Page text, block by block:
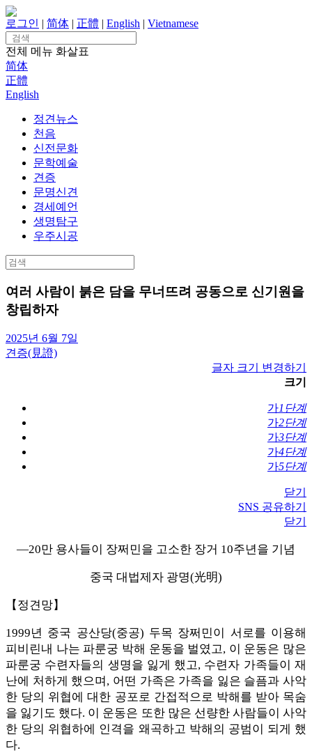
Skip
to
content
로그인 | 简体 | 正體 | English | Vietnamese
Search
for:
전체 메뉴 화살표
简体
正體
English
정견뉴스
천음
신전문화
문학예술
견증
문명신견
경세예언
생명탐구
우주시공
Search
for:
여러 사람이 붉은 담을 무너뜨려 공동으로 신기원을
창립하자
2025년 6월 7일
견증(見證)
글자 크기 변경하기
크기
가1단계
가2단계
가3단계
가4단계
가5단계
닫기
SNS 공유하기
닫기
—20만 용사들이 장쩌민을 고소한 장거 10주년을 기념
중국 대법제자 광명(光明)
【정견망】
1999년 중국 공산당(중공) 두목 장쩌민이 서로를 이용해
피비린내 나는 파룬궁 박해 운동을 벌였고, 이 운동은 많은
파룬궁 수련자들의 생명을 잃게 했고, 수련자 가족들이 재
난에 처하게 했으며, 어떤 가족은 가족을 잃은 슬픔과 사악
한 당의 위협에 대한 공포로 간접적으로 박해를 받아 목숨
을 잃기도 했다. 이 운동은 또한 많은 선량한 사람들이 사악
한 당의 위협하에 인격을 왜곡하고 박해의 공범이 되게 했
다.